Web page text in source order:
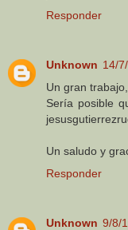
Responder
Unknown 14/
Un gran
Sería posible
Un saludo y
Responder
Unknown 9/8/